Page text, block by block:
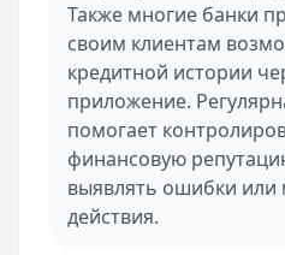
Также многие банки
своим клиентам
кредитной истории
приложение.
помогает
финансовую
выявлять ошибки
действия.